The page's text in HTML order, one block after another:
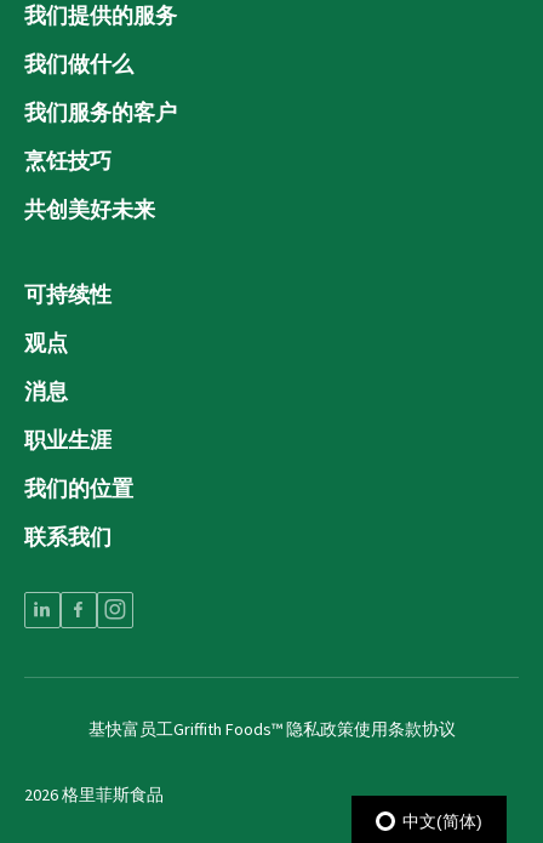
我们提供的服务
我们做什么
我们服务的客户
烹饪技巧
共创美好未来
可持续性
观点
消息
职业生涯
我们的位置
联系我们
2026 格里菲斯食品
基快富员工Griffith Foods™ 隐私政策使用条款协议
中文(简体)